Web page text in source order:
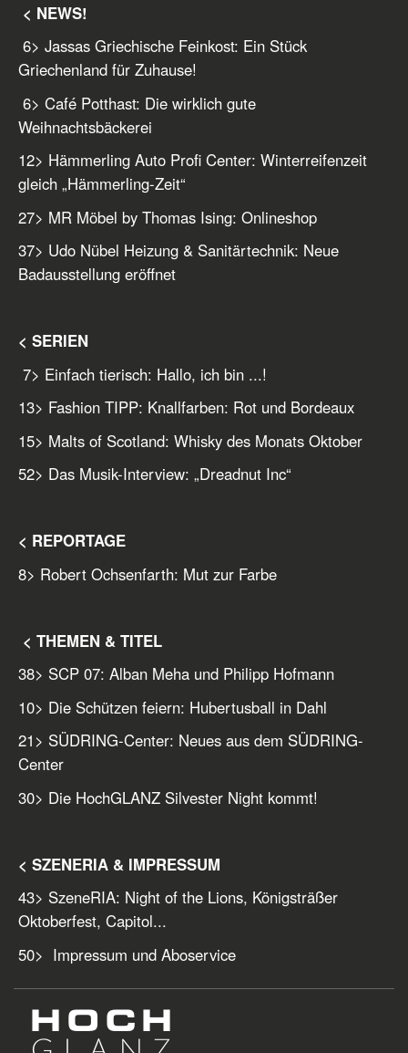
< NEWS!
6> Jassas Griechische Feinkost: Ein Stück
Griechenland für Zuhause!
6> Café Potthast: Die wirklich gute
Weihnachtsbäckerei
12> Hämmerling Auto Profi Center: Winterreifenzeit
gleich „Hämmerling-Zeit“
27> MR Möbel by Thomas Ising: Onlineshop
37> Udo Nübel Heizung & Sanitärtechnik: Neue
Badausstellung eröffnet
< SERIEN
7> Einfach tierisch: Hallo, ich bin ...!
13> Fashion TIPP: Knallfarben: Rot und Bordeaux
15> Malts of Scotland: Whisky des Monats Oktober
52> Das Musik-Interview: „Dreadnut Inc“
< REPORTAGE
8> Robert Ochsenfarth: Mut zur Farbe
< THEMEN & TITEL
38> SCP 07: Alban Meha und Philipp Hofmann
10> Die Schützen feiern: Hubertusball in Dahl
21 > SÜDRING-Center: Neues aus dem SÜDRING-
Center
30> Die HochGLANZ Silvester Night kommt!
< SZENERIA & IMPRESSUM
43> SzeneRIA: Night of the Lions, Königsträßer
Oktoberfest, Capitol...
50> Impressum und Aboservice